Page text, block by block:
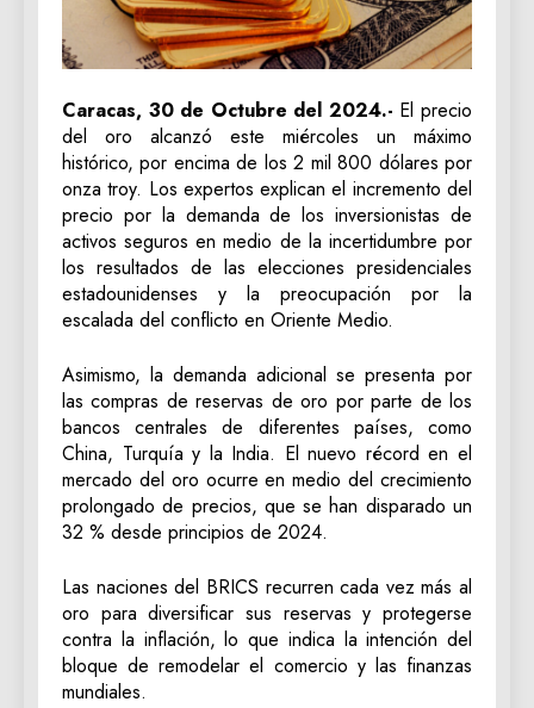
Caracas, 30 de Octubre del 2024.- El precio
del oro alcanzó este miércoles un máximo
histórico, por encima de los 2 mil 800 dólares por
onza troy. Los expertos explican el incremento del
precio por la demanda de los inversionistas de
activos seguros en medio de la incertidumbre por
los resultados de las elecciones presidenciales
estadounidenses y la preocupación por la
escalada del conflicto en Oriente Medio.
Asimismo, la demanda adicional se presenta por
las compras de reservas de oro por parte de los
bancos centrales de diferentes países, como
China, Turquía y la India. El nuevo récord en el
mercado del oro ocurre en medio del crecimiento
prolongado de precios, que se han disparado un
32 % desde principios de 2024.
Las naciones del BRICS recurren cada vez más al
oro para diversificar sus reservas y protegerse
contra la inflación, lo que indica la intención del
bloque de remodelar el comercio y las finanzas
mundiales.